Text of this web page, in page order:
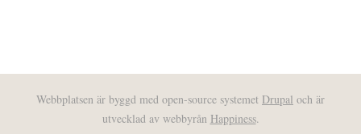
Webbplatsen är byggd med open-source systemet Drupal och är
utvecklad av webbyrån Happiness.